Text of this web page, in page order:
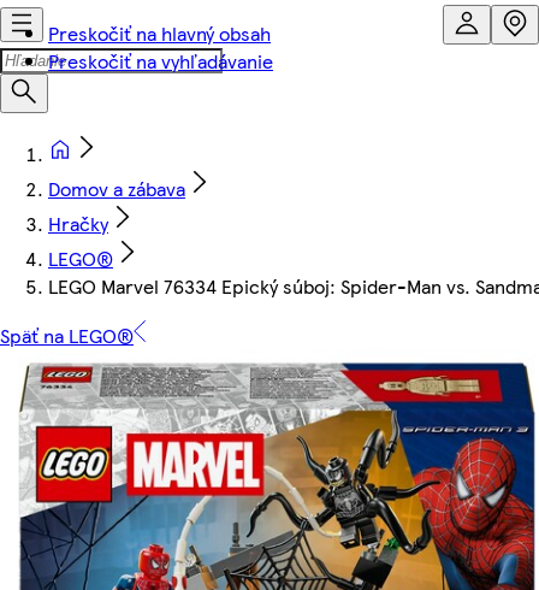
Preskočiť na hlavný obsah
Preskočiť na vyhľadávanie
Domov a zábava
Hračky
LEGO®
LEGO Marvel 76334 Epický súboj: Spider-Man vs.
Späť na LEGO®